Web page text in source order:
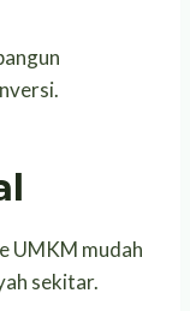
UMKM mudah
sekitar.